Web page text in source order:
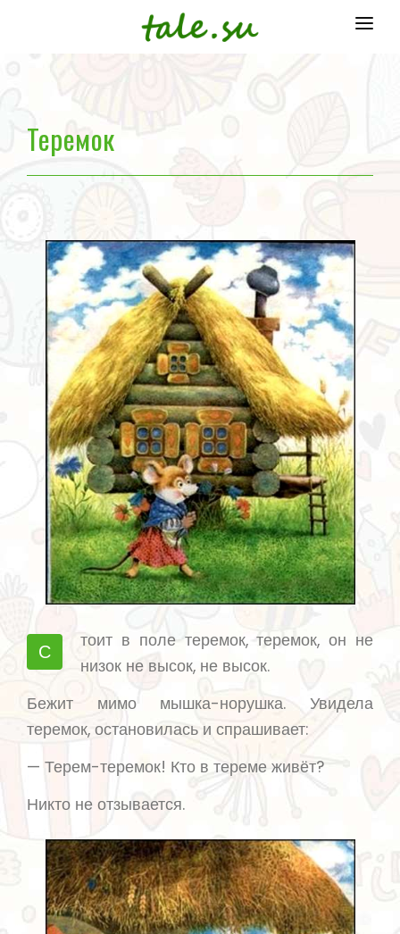
Главная
Народные сказки
Отечественные писатели
Зарубежные писатели
Теремок
С
тоит в поле теремок, теремок, он не
низок не высок, не высок.
Бежит мимо мышка-норушка. Увидела
теремок, остановилась и спрашивает:
— Терем-теремок! Кто в тереме живёт?
Никто не отзывается.